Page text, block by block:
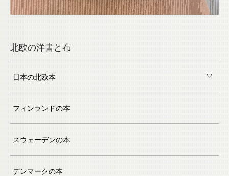
北欧の洋書と布
日本の北欧本
フィンランドの本
スウェーデンの本
デンマークの本